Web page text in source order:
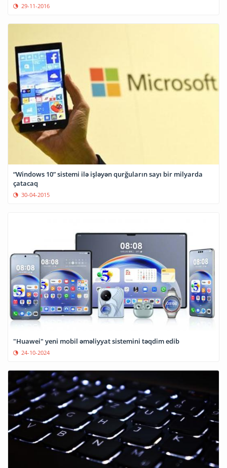
29-11-2016
“Windows 10” sistemi ilə işləyən qurğuların sayı bir milyarda
çatacaq
30-04-2015
"Huawei" yeni mobil əməliyyat sistemini təqdim edib
24-10-2024